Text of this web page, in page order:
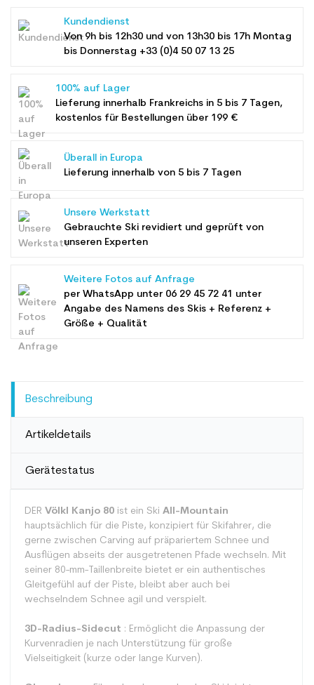
Kundendienst
Von 9h bis 12h30 und von 13h30 bis 17h Montag
bis Donnerstag +33 (0)4 50 07 13 25
100% auf Lager
Lieferung innerhalb Frankreichs in 5 bis 7 Tagen,
kostenlos für Bestellungen über 199 €
Überall in Europa
Lieferung innerhalb von 5 bis 7 Tagen
Unsere Werkstatt
Gebrauchte Ski revidiert und geprüft von
unseren Experten
Weitere Fotos auf Anfrage
per WhatsApp unter 06 29 45 72 41 unter
Angabe des Namens des Skis + Referenz +
Größe + Qualität
Beschreibung
Artikeldetails
Gerätestatus
DER Völkl Kanjo 80 ist ein Ski All-Mountain
hauptsächlich für die Piste, konzipiert für Skifahrer, die
gerne zwischen Carving auf präpariertem Schnee und
Ausflügen abseits der ausgetretenen Pfade wechseln. Mit
seiner 80-mm-Taillenbreite bietet er ein authentisches
Gleitgefühl auf der Piste, bleibt aber auch bei
wechselndem Schnee agil und verspielt.
3D-Radius-Sidecut : Ermöglicht die Anpassung der
Kurvenradien je nach Unterstützung für große
Vielseitigkeit (kurze oder lange Kurven).